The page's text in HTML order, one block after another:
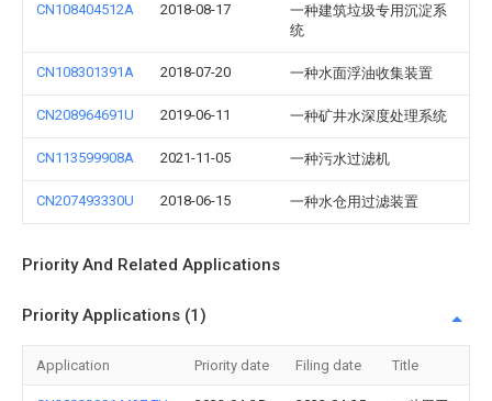
CN108404512A 2018-08-17
一种建筑垃圾专用沉淀系
统
CN108301391A 2018-07-20 一种水面浮油收集装置
CN208964691U 2019-06-11 一种矿井水深度处理系统
CN113599908A 2021-11-05 一种污水过滤机
CN207493330U 2018-06-15 一种水仓用过滤装置
Priority And Related Applications
Priority Applications (1)
Application Priority date Filing date Title